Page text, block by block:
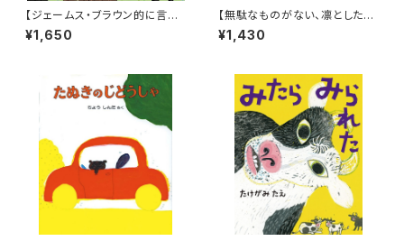
【ジェームス・ブラウン的に言え
ば「ゲロッパ！」的な絵本！】『どう
どうどうどう どうぶつえん』
¥1,650
【無駄なものがない、凛とした佇
まいが美しい！】『いろいろたべも
の』
¥1,430